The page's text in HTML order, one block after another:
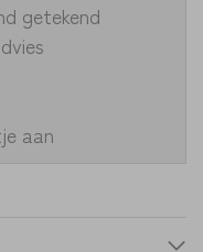
getekend
aan